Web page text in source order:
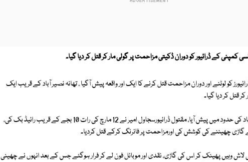
کمپنی کے ڈرائیور کو دوران ڈكیتی مزاحمت پر گولی مار كر قتل كر دیا گیا۔
کو لوٹنے اور دوران مزاحمت قتل کرنے کا ایک اور واقعہ پیش آگیا ، تھانہ نصیر آباد کے قریب ایک
قتل كر دیا گیا۔
پولیس کے مطابق واقعہ رات گئے تھانہ نصیر آباد کی حدود میں پیش آیا، مقتول ڈرائیورسجاول امیر نے 12 مارچ کی رات 10 بجے کے قریب رائیڈ بک کی،
وہیں پھینک کر اس کی گاڑی، نقدی اور موبائل فون لے کر فرار ہوگئے جس کے بعد انہوں نے چھینی